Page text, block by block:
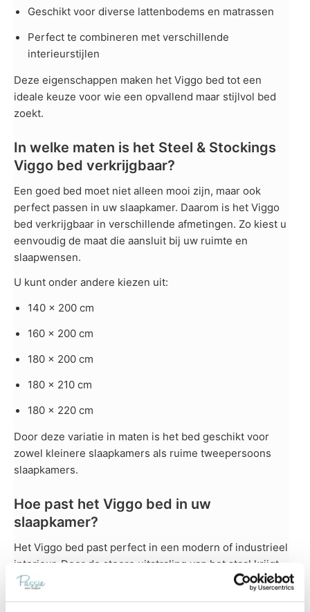
Geschikt voor diverse lattenbodems en matrassen
Perfect te combineren met verschillende
interieurstijlen
Deze eigenschappen maken het Viggo bed tot een
ideale keuze voor wie een opvallend maar stijlvol bed
zoekt.
In welke maten is het Steel & Stockings
Viggo bed verkrijgbaar?
Een goed bed moet niet alleen mooi zijn, maar ook
perfect passen in uw slaapkamer. Daarom is het Viggo
bed verkrijgbaar in verschillende afmetingen. Zo kiest u
eenvoudig de maat die aansluit bij uw ruimte en
slaapwensen.
U kunt onder andere kiezen uit:
140 x 200 cm
160 x 200 cm
180 x 200 cm
180 x 210 cm
180 x 220 cm
Door deze variatie in maten is het bed geschikt voor
zowel kleinere slaapkamers als ruime tweepersoons
slaapkamers.
Hoe past het Viggo bed in uw
slaapkamer?
Het Viggo bed past perfect in een modern of industrieel
interieur. Door de stoere uitstraling van het staal krijgt
de slaapkamer direct meer karakter. Tegelijk blijft het